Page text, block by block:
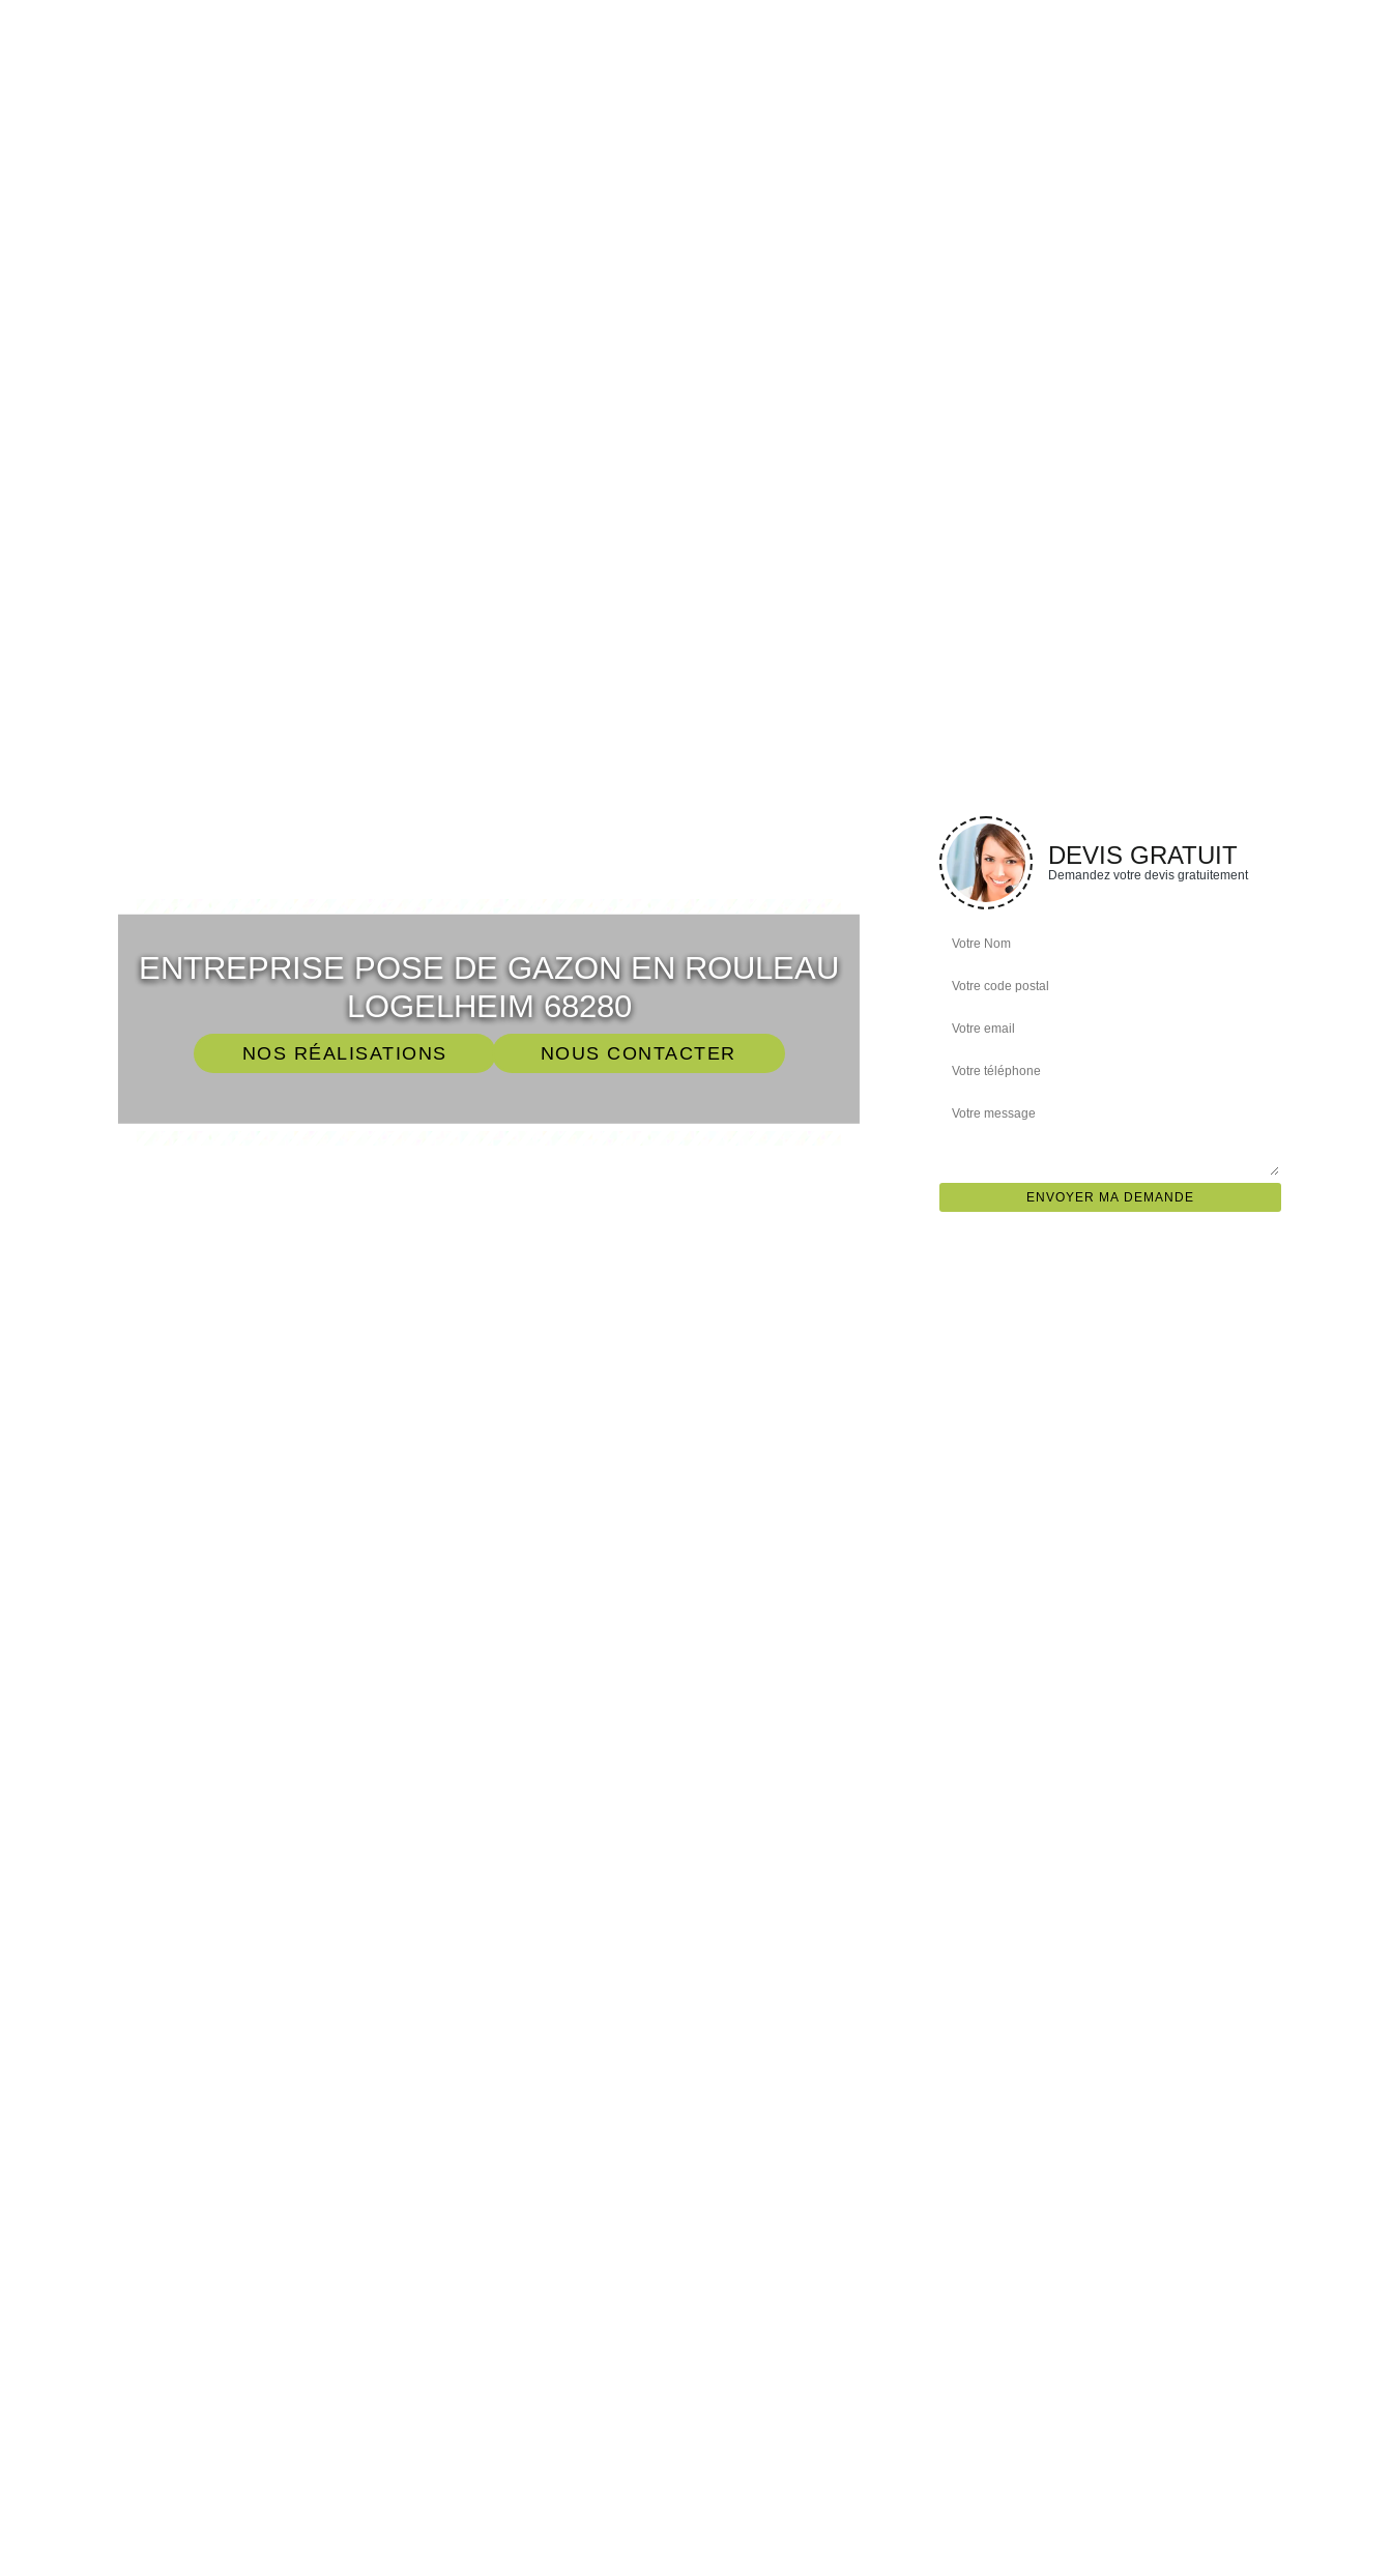
ENTREPRISE POSE DE GAZON EN ROULEAU
LOGELHEIM 68280
NOS RÉALISATIONS NOUS CONTACTER
DEVIS GRATUIT
Demandez votre devis gratuitement